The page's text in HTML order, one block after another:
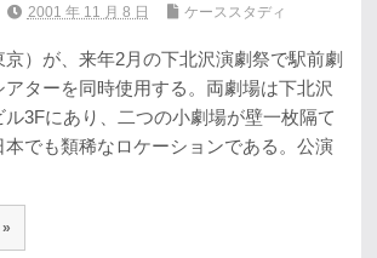
2001 年 11 月 8 日 ケーススタディ
）が、来年2月の下北沢演劇祭で駅前劇
ターを同時使用する。両劇場は下北沢
3Fにあり、二つの小劇場が壁一枚隔て
本でも類稀なロケーションである。公演